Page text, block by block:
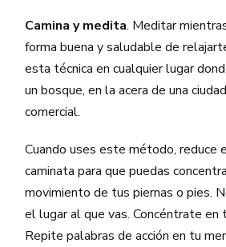
Camina y medita. Meditar
forma buena y saludable de
esta técnica en cualquier lugar
un bosque, en la acera de una
comercial.
Cuando uses este método, reduce
caminata para que puedas
movimiento de tus piernas o pies.
el lugar al que vas. Concéntrate en
Repite palabras de acción en tu